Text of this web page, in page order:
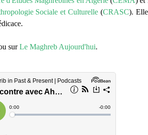
Sociale et Culturelle(CRASC).
surLe Maghreb Aujourd'hui.